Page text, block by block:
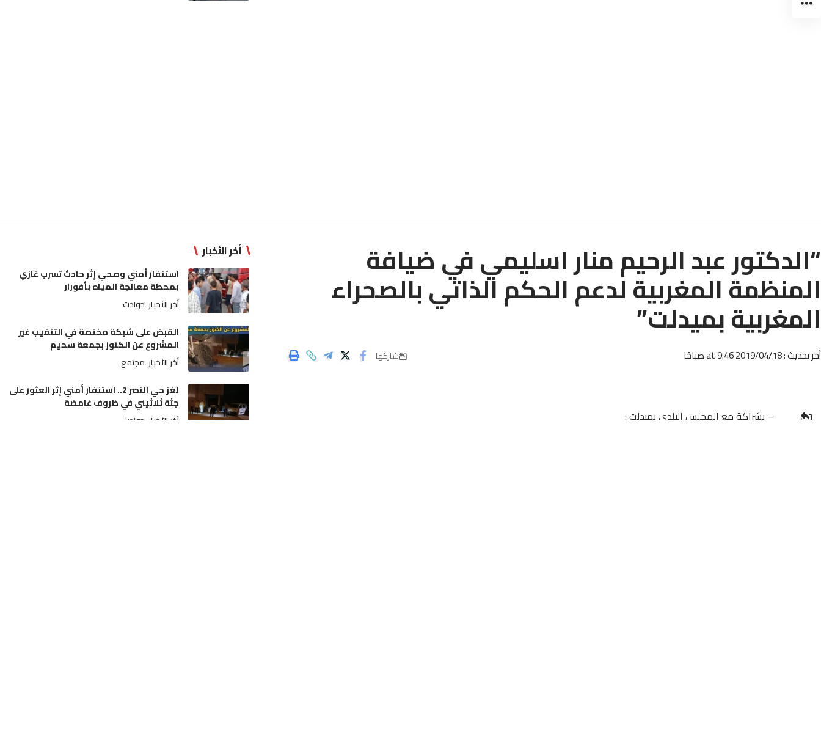
“الدكتور عبد الرحيم منار اسليمي في ضيافة
المنظمة المغربية لدعم الحكم الذاتي بالصحراء
المغربية بميدلت”
أخر تحديث : 2019/04/18 at 9:46 صباحًا شاركها
– بشراكة مع المجلس البلدي بميدلت :
أخر الأخبار
استنفار أمني وصحي إثر حادث تسرب غازي
بمحطة معالجة المياه بأفورار
أخر الأخبار حوادث
القبض على شبكة مختصة في التنقيب غير
المشروع عن الكنوز بجمعة سحيم
أخر الأخبار مجتمع
لغز حي النصر 2.. استنفار أمني إثر العثور على
جثة ثلاثيني في ظروف غامضة
أخر الأخبار حوادث